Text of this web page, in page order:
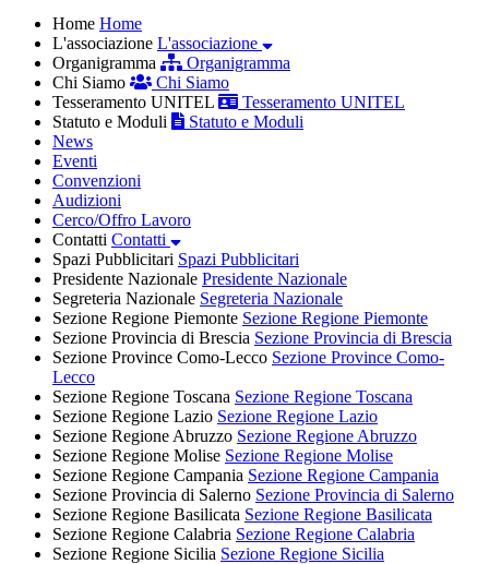
Home Home
L'associazione L'associazione
Organigramma
Organigramma
Chi Siamo
Chi Siamo
Tesseramento UNITEL
Tesseramento UNITEL
Statuto e Moduli
Statuto e Moduli
News
Eventi
Convenzioni
Audizioni
Cerco/Offro Lavoro
Contatti Contatti
Spazi Pubblicitari Spazi Pubblicitari
Presidente Nazionale Presidente Nazionale
Segreteria Nazionale Segreteria Nazionale
Sezione Regione Piemonte Sezione Regione Piemonte
Sezione Provincia di Brescia Sezione Provincia di Brescia
Sezione Province Como-Lecco Sezione Province Como-
Lecco
Sezione Regione Toscana Sezione Regione Toscana
Sezione Regione Lazio Sezione Regione Lazio
Sezione Regione Abruzzo Sezione Regione Abruzzo
Sezione Regione Molise Sezione Regione Molise
Sezione Regione Campania Sezione Regione Campania
Sezione Provincia di Salerno Sezione Provincia di Salerno
Sezione Regione Basilicata Sezione Regione Basilicata
Sezione Regione Calabria Sezione Regione Calabria
Sezione Regione Sicilia Sezione Regione Sicilia